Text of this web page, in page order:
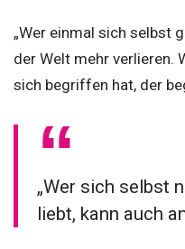
„Wer einmal sich selbst
der Welt mehr verlieren.
sich begriffen hat, der
„Wer sich selbst
liebt, kann auch